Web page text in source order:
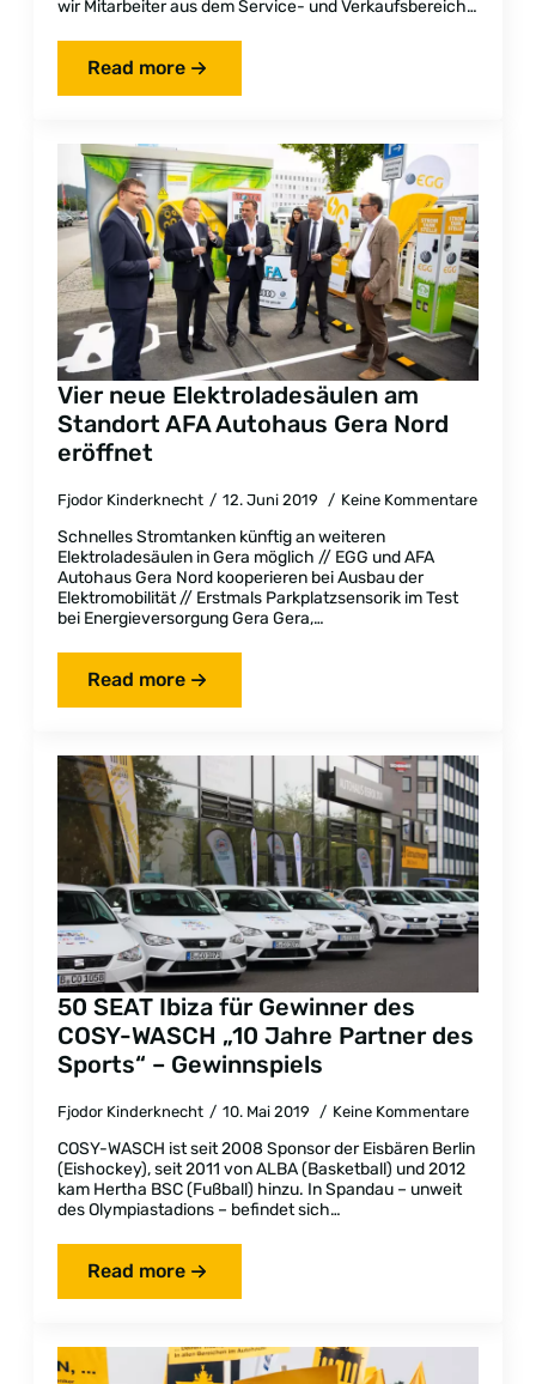
wir Mitarbeiter aus dem Service- und Verkaufsbereich…
Read more
Vier neue Elektroladesäulen am
Standort AFA Autohaus Gera Nord
eröffnet
Fjodor Kinderknecht 12. Juni 2019 Keine Kommentare
Schnelles Stromtanken künftig an weiteren
Elektroladesäulen in Gera möglich // EGG und AFA
Autohaus Gera Nord kooperieren bei Ausbau der
Elektromobilität // Erstmals Parkplatzsensorik im Test
bei Energieversorgung Gera Gera,…
Read more
50 SEAT Ibiza für Gewinner des
COSY-WASCH „10 Jahre Partner des
Sports“ – Gewinnspiels
Fjodor Kinderknecht 10. Mai 2019 Keine Kommentare
COSY-WASCH ist seit 2008 Sponsor der Eisbären Berlin
(Eishockey), seit 2011 von ALBA (Basketball) und 2012
kam Hertha BSC (Fußball) hinzu. In Spandau – unweit
des Olympiastadions – befindet sich…
Read more